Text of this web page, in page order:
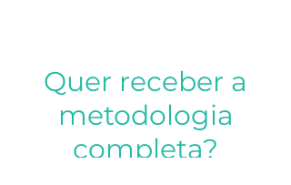
Quer receber a
metodologia
completa?